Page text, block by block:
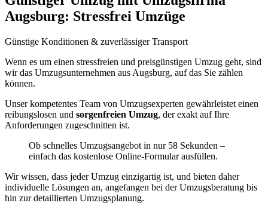
Augsburg: Stressfrei Umzüge
Günstige Konditionen & zuverlässiger Transport
Wenn es um einen stressfreien und preisgünstigen Umzug geht, sind
wir das Umzugsunternehmen aus Augsburg, auf das Sie zählen
können.
Unser kompetentes Team von Umzugsexperten gewährleistet einen
reibungslosen und sorgenfreien Umzug, der exakt auf Ihre
Anforderungen zugeschnitten ist.
Ob schnelles Umzugsangebot in nur 58 Sekunden –
einfach das kostenlose Online-Formular ausfüllen.
Wir wissen, dass jeder Umzug einzigartig ist, und bieten daher
individuelle Lösungen an, angefangen bei der Umzugsberatung bis
hin zur detaillierten Umzugsplanung.